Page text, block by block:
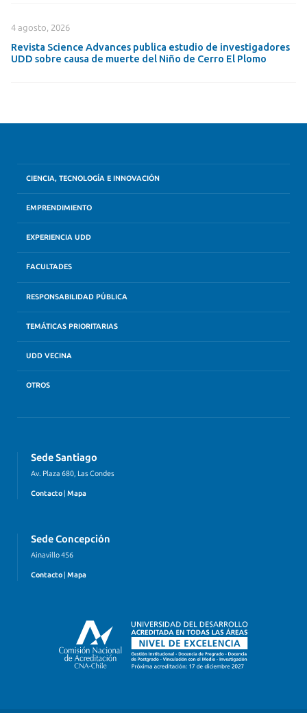
4 agosto, 2026
Revista Science Advances publica estudio de investigadores
UDD sobre causa de muerte del Niño de Cerro El Plomo
CIENCIA, TECNOLOGÍA E INNOVACIÓN
EMPRENDIMIENTO
EXPERIENCIA UDD
FACULTADES
RESPONSABILIDAD PÚBLICA
TEMÁTICAS PRIORITARIAS
UDD VECINA
OTROS
Sede Santiago
Av. Plaza 680, Las Condes
Contacto Mapa
Sede Concepción
Ainavillo 456
Contacto | Mapa